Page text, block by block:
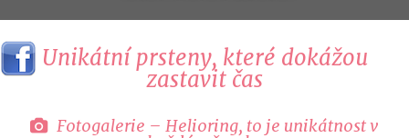
Unikátní prsteny, které dokážou
zastavit čas
Fotogalerie – Helioring, to je unikátnost v